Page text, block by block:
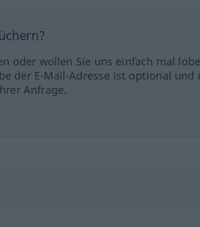
oder wollen Sie uns einfach mal
der E-Mail-Adresse ist optional und
Anfrage.